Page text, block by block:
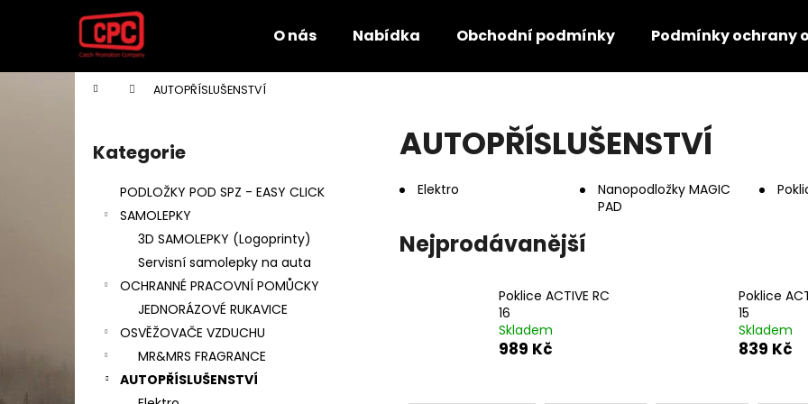
O nás Nabídka Obchodní podmínky Podmínky ochrany
Domů AUTOPŘÍSLUŠENSTVÍ
Přeskočit
kategorie
Kategorie
PODLOŽKY POD SPZ - EASY CLICK
SAMOLEPKY
3D SAMOLEPKY (Logoprinty)
Servisní samolepky na auta
OCHRANNÉ PRACOVNÍ POMŮCKY
JEDNORÁZOVÉ RUKAVICE
OSVĚŽOVAČE VZDUCHU
MR&MRS FRAGRANCE
AUTOPŘÍSLUŠENSTVÍ
AUTOPŘÍSLUŠENSTVÍ
Elektro
Nanopodložky MAGIC
PAD
Nejprodávanější
Poklice ACTIVE RC
16
Skladem
989 Kč
Poklice
15
Skladem
839 Kč
í
Zpět
do
Zpět
do
Doporučujeme